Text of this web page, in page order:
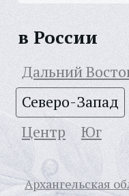
в России
Дальний
Северо-Запад
Центр
Юг
Архангельская